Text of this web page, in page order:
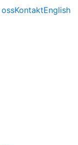
ossKontaktEnglish